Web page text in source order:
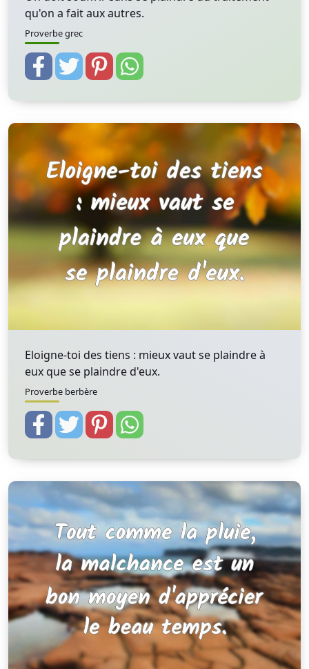
qu'on a fait aux autres.
Proverbe grec
Eloigne-toi des tiens : mieux vaut se plaindre à
eux que se plaindre d'eux.
Proverbe berbère